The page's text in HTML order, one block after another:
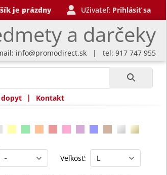
a darčeky
je prázdny Uživateľ: Prihlásiť sa
info@promodirect.sk | tel: 917 747 955
dopyt | Kontakt
Veľkosť: